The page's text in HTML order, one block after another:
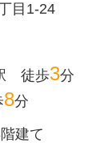
目1-24
徒歩3分
8分
建て